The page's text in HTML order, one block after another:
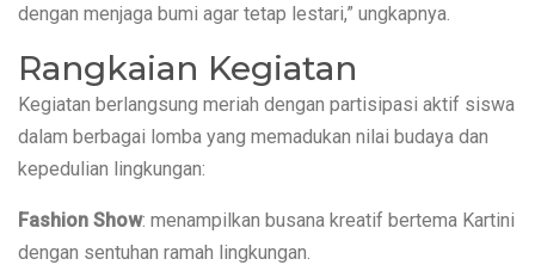
dengan menjaga bumi agar tetap lestari,” ungkapnya.
Rangkaian Kegiatan
Kegiatan berlangsung meriah dengan partisipasi aktif siswa
dalam berbagai lomba yang memadukan nilai budaya dan
kepedulian lingkungan:
Fashion Show: menampilkan busana kreatif bertema Kartini
dengan sentuhan ramah lingkungan.